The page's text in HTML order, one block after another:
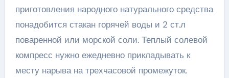
приготовления народного натурального средства
понадобится стакан горячей воды и 2 ст.л
поваренной или морской соли. Теплый солевой
компресс нужно ежедневно прикладывать к
месту нарыва на трехчасовой промежуток.